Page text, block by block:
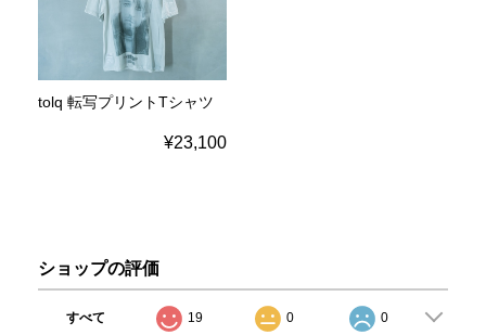
tolq 転写プリントTシャツ
¥23,100
ショップの評価
すべて 19 0 0